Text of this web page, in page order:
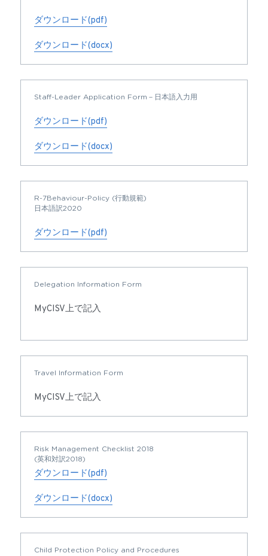
ダウンロード(pdf)
ダウンロード(docx)
Staff-Leader Application Form－日本語入力用
ダウンロード(pdf)
ダウンロード(docx)
R-7Behaviour-Policy (行動規範)
日本語訳2020
ダウンロード(pdf)
Delegation Information Form
MyCISV上で記入
Travel Information Form
MyCISV上で記入
Risk Management Checklist 2018
(英和対訳2018)
ダウンロード(pdf)
ダウンロード(docx)
Child Protection Policy and Procedures